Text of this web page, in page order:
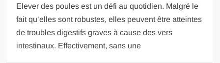
Elever des poules est un défi au quotidien. Malgré le
fait qu’elles sont robustes, elles peuvent être atteintes
de troubles digestifs graves à cause des vers
intestinaux. Effectivement, sans une